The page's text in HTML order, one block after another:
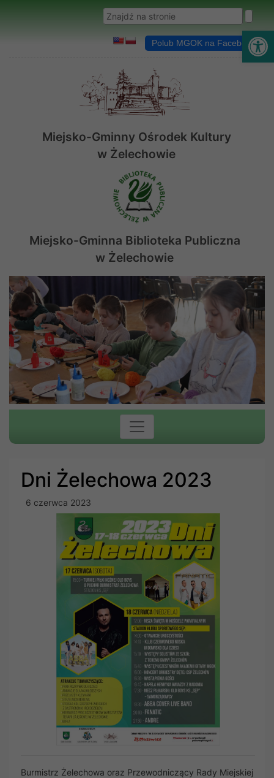
Wyszukaj w serwisie
Polub MGOK na Facebooku
Miejsko-Gminny Ośrodek Kultury
w Żelechowie
Miejsko-Gminna Biblioteka Publiczna
w Żelechowie
Dni Żelechowa 2023
6 czerwca 2023
Burmistrz Żelechowa oraz Przewodniczący Rady Miejskiej